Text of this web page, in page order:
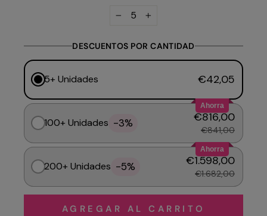
DESCUENTOS POR CANTIDAD
5+ Unidades €42,05
Ahorra
100+ Unidades -3% €816,00
€841,00
Ahorra
200+ Unidades -5% €1.598,00
€1.682,00
AGREGAR AL CARRITO